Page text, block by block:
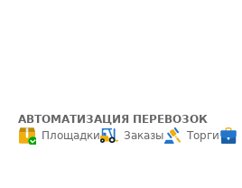
АВТОМАТИЗАЦИЯ ПЕРЕВОЗОК
Площадки
Заказы Торги